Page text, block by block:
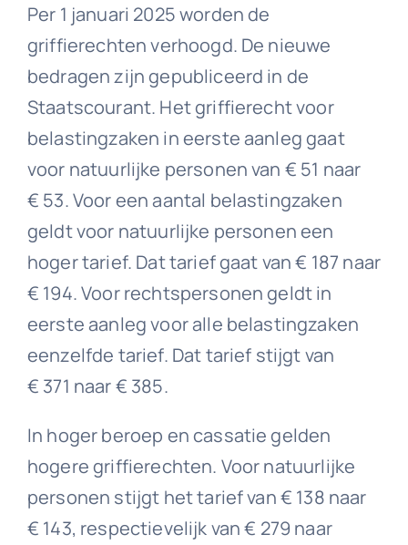
Per 1 januari 2025 worden de
griffierechten verhoogd. De nieuwe
bedragen zijn gepubliceerd in de
Staatscourant. Het griffierecht voor
belastingzaken in eerste aanleg gaat
voor natuurlijke personen van € 51 naar
€ 53. Voor een aantal belastingzaken
geldt voor natuurlijke personen een
hoger tarief. Dat tarief gaat van € 187 naar
€ 194. Voor rechtspersonen geldt in
eerste aanleg voor alle belastingzaken
eenzelfde tarief. Dat tarief stijgt van
€ 371 naar € 385.
In hoger beroep en cassatie gelden
hogere griffierechten. Voor natuurlijke
personen stijgt het tarief van € 138 naar
€ 143, respectievelijk van € 279 naar